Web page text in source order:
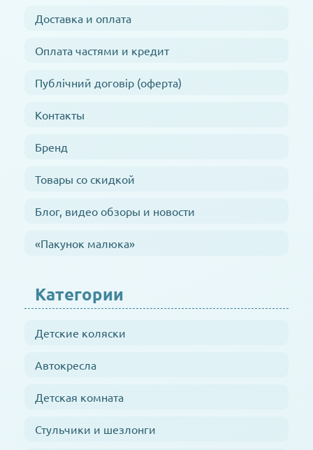
Доставка и оплата
Оплата частями и кредит
Публічний договір (оферта)
Контакты
Бренд
Товары со скидкой
Блог, видео обзоры и новости
«Пакунок малюка»
Категории
Детские коляски
Автокресла
Детская комната
Стульчики и шезлонги